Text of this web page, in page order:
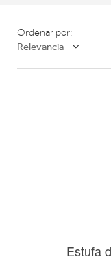
Ordenar por:
Relevancia
Estufa